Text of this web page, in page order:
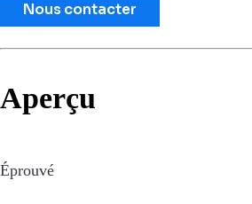
Nous contacter
Aperçu
Éprouvé